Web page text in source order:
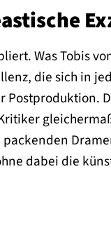
Was Tobis
die sich in
Postproduktion.
packenden
dabei die